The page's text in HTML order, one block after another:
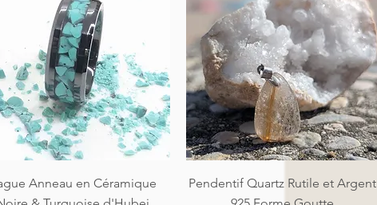
Aperçu rapide
Anneau en Céramique
Aperçu rapide
Pendentif Quartz Rutile et Argent